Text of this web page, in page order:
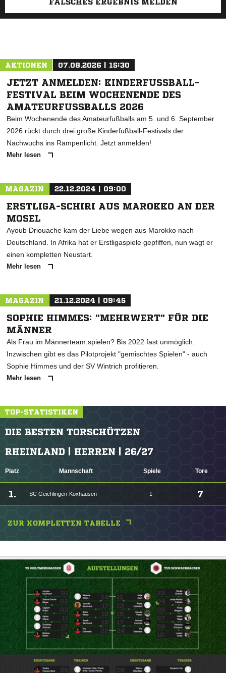
FALSCHES ERGEBNIS MELDEN
AKTIONEN 07.08.2026 | 15:30
JETZT ANMELDEN: KINDERFUSSBALL-F
ESTIVAL BEIM WOCHENENDE DES A
MATEURFUSSBALLS 2026
Beim Wochenende des Amateurfußballs am 5. und 6. September
2026 rückt durch drei große Kinderfußball-Festivals der
Nachwuchs ins Rampenlicht. Jetzt anmelden!
Mehr lesen
MAGAZIN 22.12.2024 | 09:00
ERSTLIGA-SCHIRI AUS MAROKKO AN DER
MOSEL
Ayoub Driouache kam der Liebe wegen aus Marokko nach
Deutschland. In Afrika hat er Erstligaspiele gepfiffen, nun wagt er
einen kompletten Neustart.
Mehr lesen
MAGAZIN 21.12.2024 | 09:45
SOPHIE HIMMES: "MEHRWERT" FÜR DIE
MÄNNER
Als Frau im Männerteam spielen? Bis 2022 fast unmöglich.
Inzwischen gibt es das Pilotprojekt "gemischtes Spielen" - auch
Sophie Himmes und der SV Wintrich profitieren.
Mehr lesen
TOP-STATISTIKEN
DIE BESTEN TORSCHÜTZEN
RHEINLAND | HERREN | 26/27
Platz Mannschaft Spiele Tore
1. SC Geichlingen-Koxhausen 1 7
ZUR KOMPLETTEN TABELLE